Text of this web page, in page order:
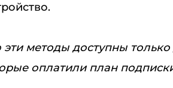
методы доступны только
оплатили план